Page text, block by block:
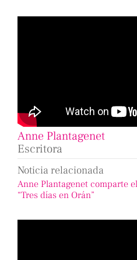
Anne Plantagenet
Escritora
Noticia relacionada
Anne Plantagenet comparte
“Tres días en Orán”